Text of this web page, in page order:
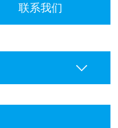
联系我们